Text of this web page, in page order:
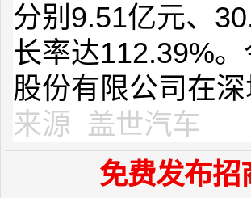
分别9.51亿元、
长率达112.39%
股份有限公司在
来源 盖世汽车
免费发布招